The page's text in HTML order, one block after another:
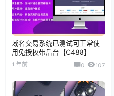
域名交易系统已测试可正常使
用免授权带后台【C488】
1 年前 0 107